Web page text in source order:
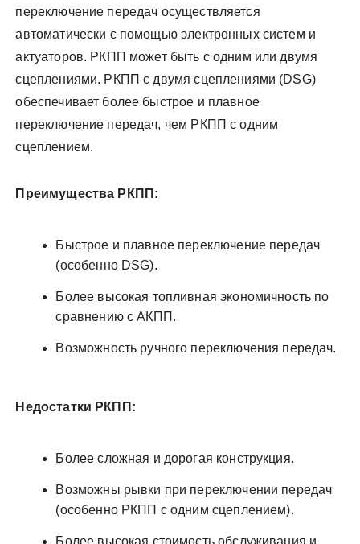
переключение передач осуществляется
автоматически с помощью электронных систем и
актуаторов. РКПП может быть с одним или двумя
сцеплениями. РКПП с двумя сцеплениями (DSG)
обеспечивает более быстрое и плавное
переключение передач, чем РКПП с одним
сцеплением.
Преимущества РКПП:
Быстрое и плавное переключение передач
(особенно DSG).
Более высокая топливная экономичность по
сравнению с АКПП.
Возможность ручного переключения передач.
Недостатки РКПП:
Более сложная и дорогая конструкция.
Возможны рывки при переключении передач
(особенно РКПП с одним сцеплением).
Более высокая стоимость обслуживания и